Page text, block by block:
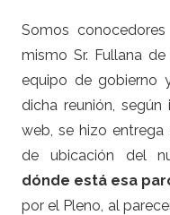
Somos
mismo Sr. Fullana
equipo de gobierno
dicha reunión,
web, se hizo
de ubicación del
dónde está esa
por el Pleno, al